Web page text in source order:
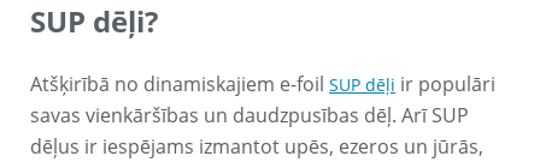
SUP dēļi?
Atšķirībā no dinamiskajiem e-foil SUP dēļi ir populāri
savas vienkāršības un daudzpusības dēļ. Arī SUP
dēļus ir iespējams izmantot upēs, ezeros un jūrās,